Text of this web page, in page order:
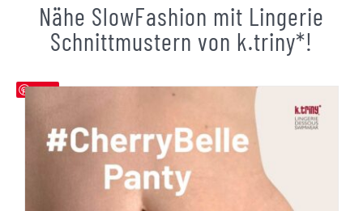
Nähe SlowFashion mit Lingerie
Schnittmustern von k.triny*!
Save